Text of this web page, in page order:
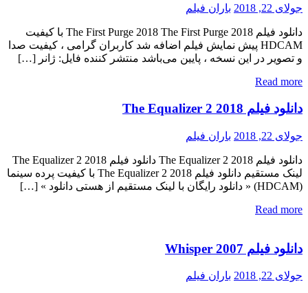
جولای 22, 2018 باران فیلم
دانلود فیلم The First Purge 2018 The First Purge 2018 با کیفیت
HDCAM پیش نمایش فیلم اضافه شد کاربران گرامی ، کیفیت صدا
و تصویر در این نسخه ، پایین می‌باشد منتشر کننده فایل: ژانر […]
Read more
دانلود فیلم The Equalizer 2 2018
جولای 22, 2018 باران فیلم
دانلود فیلم The Equalizer 2 2018 دانلود فیلم The Equalizer 2 2018
لینک مستقیم دانلود فیلم The Equalizer 2 2018 با کیفیت پرده سینما
(HDCAM) « دانلود رایگان با لینک مستقیم از هستی دانلود » […]
Read more
دانلود فیلم Whisper 2007
جولای 22, 2018 باران فیلم